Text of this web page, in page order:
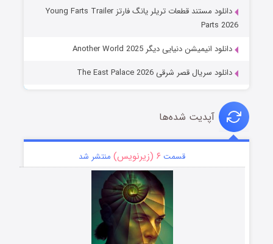
دانلود مستند قطعات تریلر یانگ فارتز Young Farts Trailer
Parts 2026
دانلود انیمیشن دنیایی دیگر Another World 2025
دانلود سریال قصر شرقی The East Palace 2026
آپدیت شده‌ها
قسمت ۶ (زیرنویس) منتشر شد